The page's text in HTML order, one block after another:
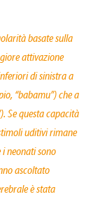
basate sulla
attivazione
di sinistra a
“babamu”) che a
Se questa capacità
uditivi rimane
i neonati sono
ascoltato
è stata